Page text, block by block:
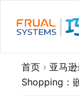
过
首页 › 亚马
Shopping：